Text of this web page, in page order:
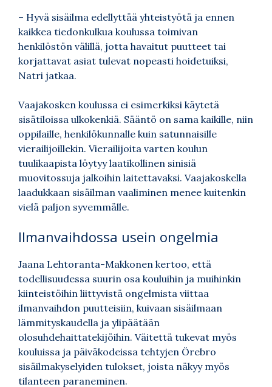
– Hyvä sisäilma edellyttää yhteistyötä ja ennen
kaikkea tiedonkulkua koulussa toimivan
henkilöstön välillä, jotta havaitut puutteet tai
korjattavat asiat tulevat nopeasti hoidetuiksi,
Natri jatkaa.
Vaajakosken koulussa ei esimerkiksi käytetä
sisätiloissa ulkokenkiä. Sääntö on sama kaikille, niin
oppilaille, henkilökunnalle kuin satunnaisille
vierailijoillekin. Vierailijoita varten koulun
tuulikaapista löytyy laatikollinen sinisiä
muovitossuja jalkoihin laitettavaksi. Vaajakoskella
laadukkaan sisäilman vaaliminen menee kuitenkin
vielä paljon syvemmälle.
Ilmanvaihdossa usein ongelmia
Jaana Lehtoranta-Makkonen kertoo, että
todellisuudessa suurin osa kouluihin ja muihinkin
kiinteistöihin liittyvistä ongelmista viittaa
ilmanvaihdon puutteisiin, kuivaan sisäilmaan
lämmityskaudella ja ylipäätään
olosuhdehaittatekijöihin. Väitettä tukevat myös
kouluissa ja päiväkodeissa tehtyjen Örebro
sisäilmakyselyiden tulokset, joista näkyy myös
tilanteen paraneminen.